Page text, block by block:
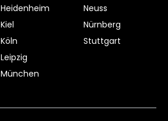
Heidenheim
Kiel
Köln
Leipzig
München
Neuss
Nürnberg
Stuttgart